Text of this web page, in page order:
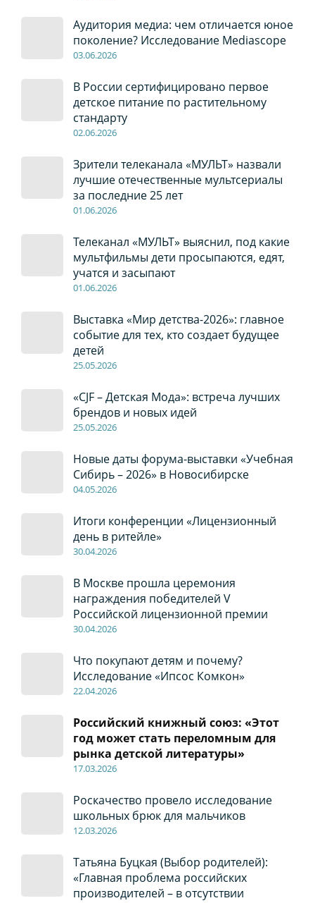
Аудитория медиа: чем отличается юное
поколение? Исследование Mediascope
03.06.2026
В России сертифицировано первое
детское питание по растительному
стандарту
02.06.2026
Зрители телеканала «МУЛЬТ» назвали
лучшие отечественные мультсериалы
за последние 25 лет
01.06.2026
Телеканал «МУЛЬТ» выяснил, под какие
мультфильмы дети просыпаются, едят,
учатся и засыпают
01.06.2026
Выставка «Мир детства-2026»: главное
событие для тех, кто создает будущее
детей
25.05.2026
«CJF – Детская Мода»: встреча лучших
брендов и новых идей
25.05.2026
Новые даты форума-выставки «Учебная
Сибирь – 2026» в Новосибирске
04.05.2026
Итоги конференции «Лицензионный
день в ритейле»
30.04.2026
В Москве прошла церемония
награждения победителей V
Российской лицензионной премии
30.04.2026
Что покупают детям и почему?
Исследование «Ипсос Комкон»
22.04.2026
Российский книжный союз: «Этот
год может стать переломным для
рынка детской литературы»
17.03.2026
Роскачество провело исследование
школьных брюк для мальчиков
12.03.2026
Татьяна Буцкая (Выбор родителей):
«Главная проблема российских
производителей – в отсутствии